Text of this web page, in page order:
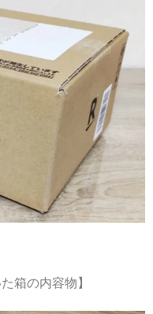
箱の内容物】